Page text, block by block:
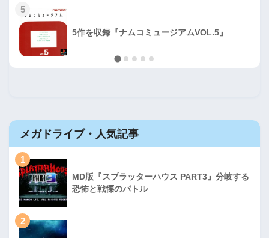
5
5作を収録『ナムコミュージアムVOL.5』
メガドライブ・人気記事
1
MD版『スプラッターハウス PART3』分岐する
恐怖と戦慄のバトル
2